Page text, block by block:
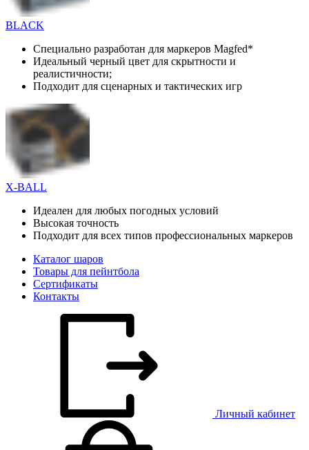
BLACK
Специально разработан для маркеров Magfed*
Идеальный черный цвет для скрытности и
реалистичности;
Подходит для сценарных и тактических игр
X-BALL
Идеален для любых погодных условий
Высокая точность
Подходит для всех типов профессиональных маркеров
Каталог шаров
Товары для пейнтбола
Сертификаты
Контакты
Личный кабинет